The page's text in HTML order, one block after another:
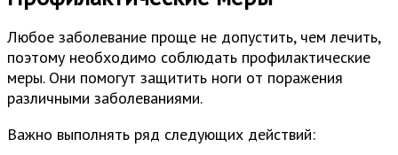
Любое заболевание проще не допустить, чем лечить,
поэтому необходимо соблюдать профилактические
меры. Они помогут защитить ноги от поражения
различными заболеваниями.
Важно выполнять ряд следующих действий: